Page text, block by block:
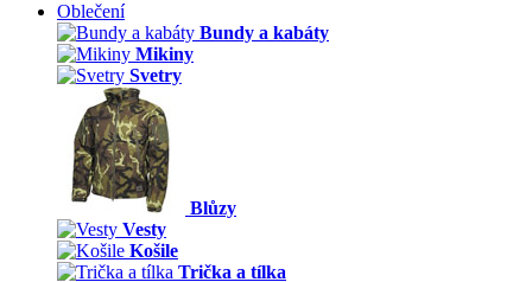
Oblečení
Bundy a kabáty
Mikiny
Svetry
Blůzy
Vesty
Košile
Trička a tílka